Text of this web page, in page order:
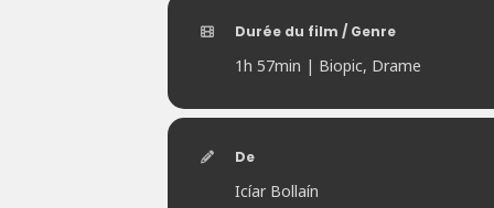
Durée du film / Genre
1h 57min | Biopic, Drame
De
Icíar Bollaín